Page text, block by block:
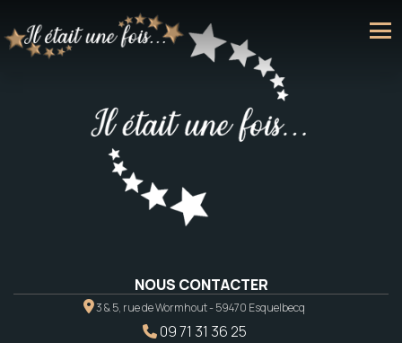
NOUS CONTACTER
3 & 5, rue de Wormhout - 59470 Esquelbecq
09 71 31 36 25